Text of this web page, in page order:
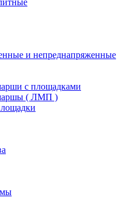
и непреднапряженные
с площадками
( ЛМП )